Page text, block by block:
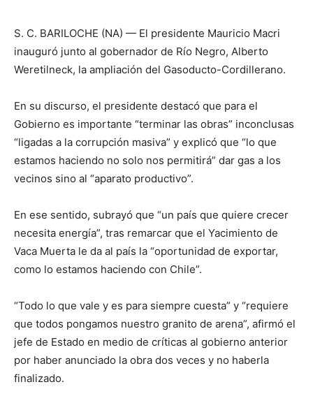
S. C. BARILOCHE (NA) — El presidente Mauricio Macri
inauguró junto al gobernador de Río Negro, Alberto
Weretilneck, la ampliación del Gasoducto-Cordillerano.
En su discurso, el presidente destacó que para el
Gobierno es importante “terminar las obras” inconclusas
“ligadas a la corrupción masiva” y explicó que “lo que
estamos haciendo no solo nos permitirá” dar gas a los
vecinos sino al “aparato productivo”.
En ese sentido, subrayó que “un país que quiere crecer
necesita energía”, tras remarcar que el Yacimiento de
Vaca Muerta le da al país la “oportunidad de exportar,
como lo estamos haciendo con Chile”.
“Todo lo que vale y es para siempre cuesta” y “requiere
que todos pongamos nuestro granito de arena”, afirmó el
jefe de Estado en medio de críticas al gobierno anterior
por haber anunciado la obra dos veces y no haberla
finalizado.